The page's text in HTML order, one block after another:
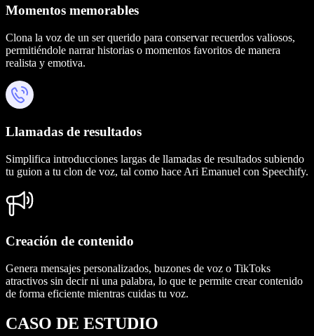
Momentos memorables
Clona la voz de un ser querido para conservar recuerdos valiosos,
permitiéndole narrar historias o momentos favoritos de manera
realista y emotiva.
Llamadas de resultados
Simplifica introducciones largas de llamadas de resultados subiendo
tu guion a tu clon de voz, tal como hace Ari Emanuel con Speechify.
Creación de contenido
Genera mensajes personalizados, buzones de voz o TikToks
atractivos sin decir ni una palabra, lo que te permite crear contenido
de forma eficiente mientras cuidas tu voz.
CASO DE ESTUDIO